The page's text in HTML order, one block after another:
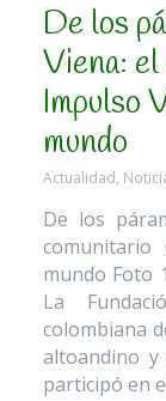
De los
Viena:
Impulso
mundo
Actualidad,
De los
mundo Foto
La
colombiana
altoandino
participó en